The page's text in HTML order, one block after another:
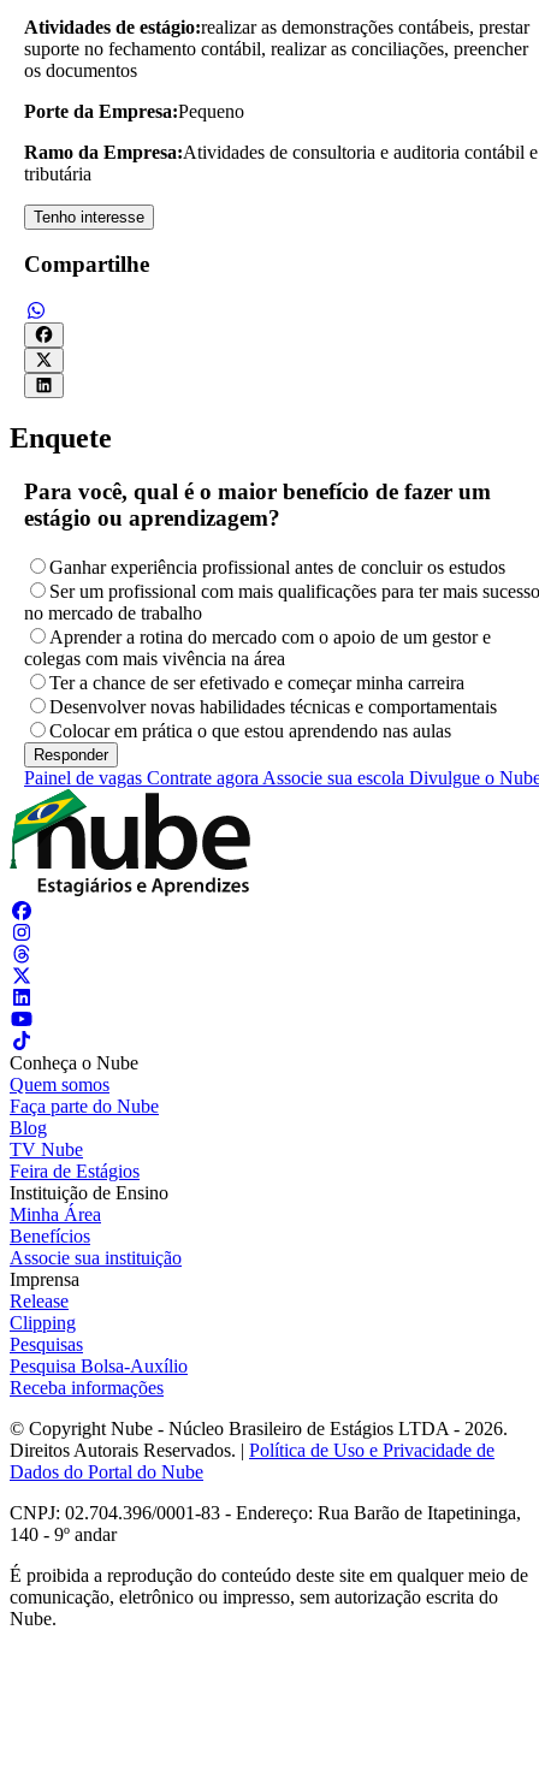
Atividades de estágio:realizar as demonstrações contábeis, prestar
suporte no fechamento contábil, realizar as conciliações, preencher
os documentos
Porte da Empresa:Pequeno
Ramo da Empresa:Atividades de consultoria e auditoria contábil e
tributária
Tenho interesse
Compartilhe
Enquete
Para você, qual é o maior benefício de fazer um
estágio ou aprendizagem?
Ganhar experiência profissional antes de concluir os estudos
Ser um profissional com mais qualificações para ter mais sucesso
no mercado de trabalho
Aprender a rotina do mercado com o apoio de um gestor e
colegas com mais vivência na área
Ter a chance de ser efetivado e começar minha carreira
Desenvolver novas habilidades técnicas e comportamentais
Colocar em prática o que estou aprendendo nas aulas
Painel de vagas Contrate agora Associe sua escola Divulgue o
Conheça o Nube
Quem somos
Faça parte do Nube
Blog
TV Nube
Feira de Estágios
Instituição de Ensino
Minha Área
Benefícios
Associe sua instituição
Imprensa
Release
Clipping
Pesquisas
Pesquisa Bolsa-Auxílio
Receba informações
© Copyright Nube - Núcleo Brasileiro de Estágios LTDA - 2026.
Direitos Autorais Reservados. | Política de Uso e Privacidade de
Dados do Portal do Nube
CNPJ: 02.704.396/0001-83 - Endereço: Rua Barão de Itapetininga,
140 - 9º andar
É proibida a reprodução do conteúdo deste site em qualquer meio de
comunicação, eletrônico ou impresso, sem autorização escrita do
Nube.